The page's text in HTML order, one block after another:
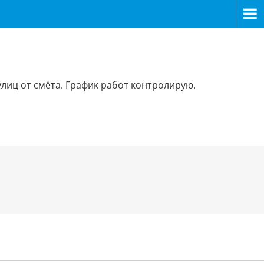
от смёта. График работ контролирую.